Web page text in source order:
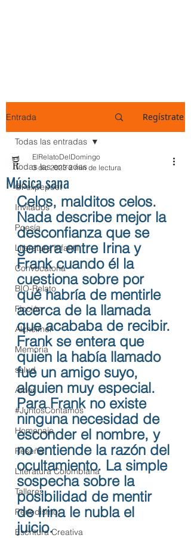
Entrada Regístrate
Todas las entradas
@Felipepoet
Invitados
Poesía
Literatura Infantil
Convocatoria
BIO-Relato
Ficción
Alzheimer
Memoria
salud
Amor
#JuntosContamos
Homenaje
Reseña
Literatura Colombiana
Talleres
Periodismo
Escritura Creativa
Todas las entradas
Música sana
ElRelatoDelDomingo
3 dic 2023 2 min de lectura
Celos, malditos celos.
Nada describe mejor la
desconfianza que se
genera entre Irina y
Frank cuando él la
cuestiona sobre por
qué habría de mentirle
acerca de la llamada
que acababa de recibir.
Frank se entera que
quien la había llamado
fue un amigo suyo,
alguien muy especial.
Para Frank no existe
ninguna necesidad de
esconder el nombre, y
no entiende la razón del
ocultamiento. La simple
sospecha sobre la
posibilidad de mentir
de Irina le nubla el
juicio.